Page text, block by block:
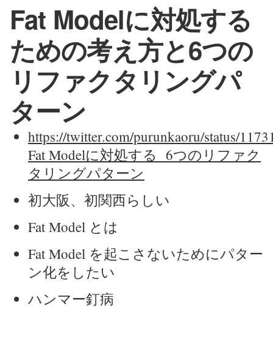
Fat Modelに対処する
ための考え方と6つの
リファクタリングパ
ターン
https://twitter.com/purunkaoru/status/
Fat Modelに対処する 6つのリファク
タリングパターン
初大阪、初関西らしい
Fat Model とは
Fat Model を起こさないためにパター
ン化をしたい
ハンマー釘病